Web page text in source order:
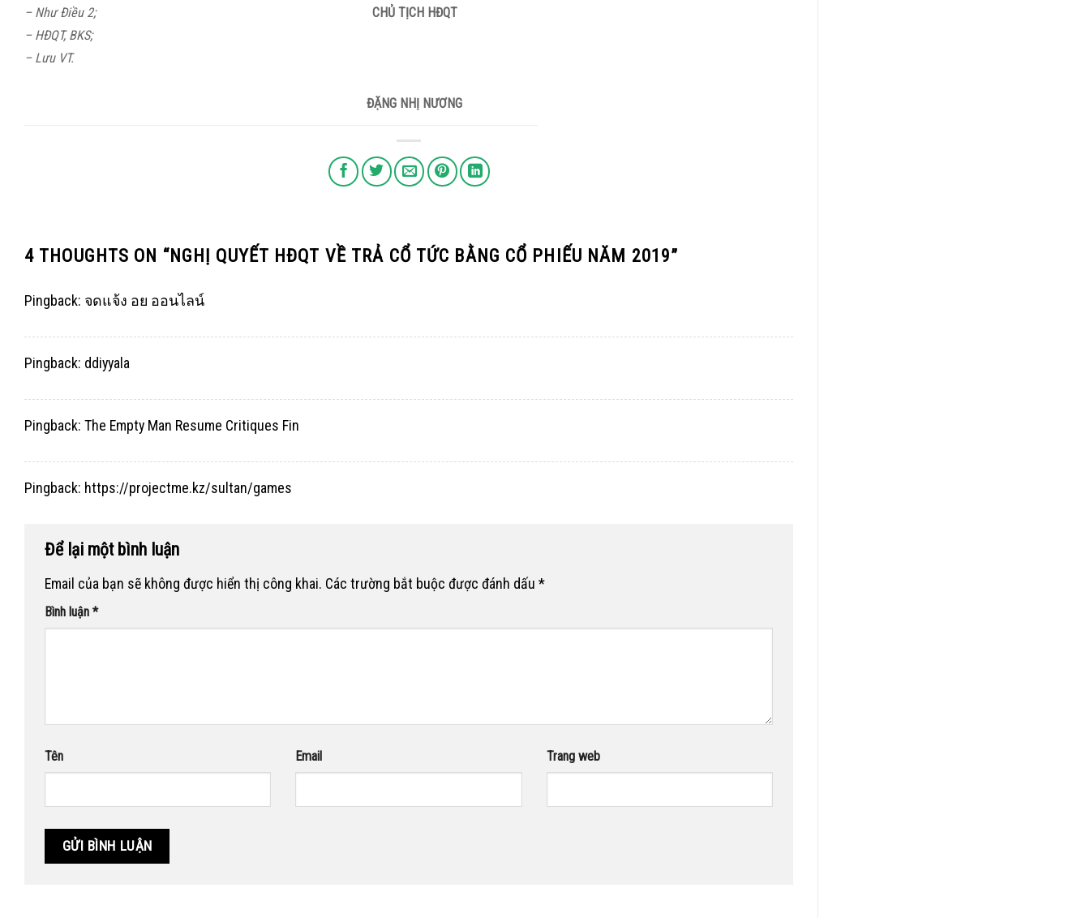
– Như Điều 2;
– HĐQT, BKS;
– Lưu VT.
CHỦ TỊCH HĐQT
ĐẶNG NHỊ NƯƠNG
4 THOUGHTS ON “NGHỊ QUYẾT HĐQT VỀ TRẢ CỔ TỨC BẰNG CỔ PHIẾU NĂM 2019”
Pingback: จดแจ้ง อย ออนไลน์
Pingback: ddiyyala
Pingback: The Empty Man Resume Critiques Fin
Pingback: https://projectme.kz/sultan/games
Để lại một bình luận
Email của bạn sẽ không được hiển thị công khai. Các trường bắt buộc được đánh dấu *
Bình luận *
Tên Email Trang web